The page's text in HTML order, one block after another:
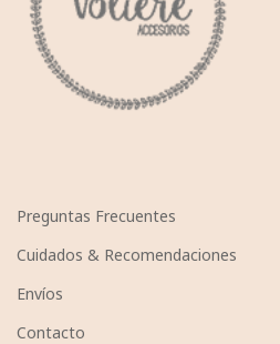
Preguntas Frecuentes
Cuidados & Recomendaciones
Envíos
Contacto